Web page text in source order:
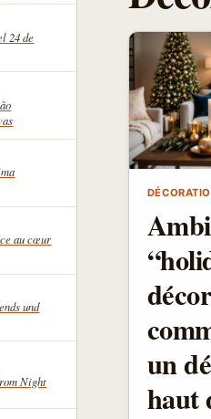
un
haut
24 de
au cœur
und
Night